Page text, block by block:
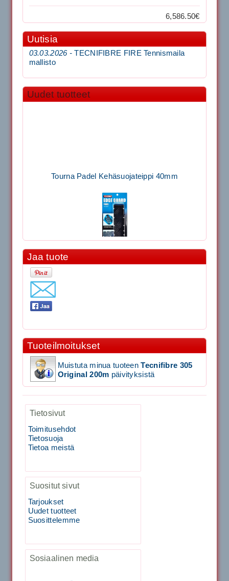
6,586.50€
Uutisia
03.03.2026 -TECNIFIBRE FIRE Tennismaila
mallisto
Uudet tuotteet
Tourna Padel Kehäsuojateippi 40mm
Signum S-7000 Jännityskone (Pöytämalli)
1,650.00€
SIGNUM S-7000 &...
Signum S-7000 Jännityskone (Jalustamalli)
1,999.00€
40883 Harjasosa hiekkanurmiharjaan
29.00€
Vaihto harjasosa hie...
Kirschbaum Flash Shark 200m
Käsiystäv&...
Jaa tuote
Tuoteilmoitukset
Muistuta minua tuoteenTecnifibre 305
Original 200m päivityksistä
Tietosivut
Toimitusehdot
Tietosuoja
Tietoa meistä
Suositut sivut
Tarjoukset
Uudet tuotteet
Suosittelemme
Sosiaalinen media